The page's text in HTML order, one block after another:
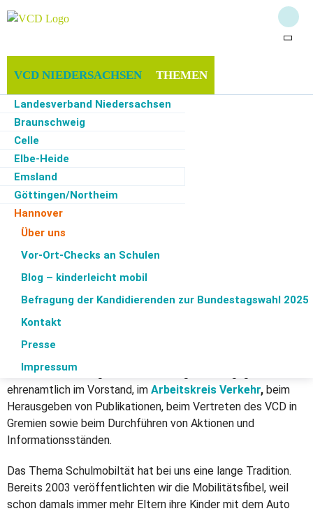
VCD NIEDERSACHSEN
Landesverband Niedersachsen
Braunschweig
Celle
Elbe-Heide
Emsland
Göttingen/Northeim
Hannover
Über uns
Vor-Ort-Checks an Schulen
Blog – kinderleicht mobil
Befragung der Kandidierenden zur Bundestagswahl 2025
Kontakt
Presse
Impressum
Hildesheim
Lüchow-Dannenberg
Osnabrück
Rotenburg
Salzgitter
Wolfenbüttel
THEMEN
Start·VCD Niedersachsen
DerBundesverbanddes VCD wurde 1986 gegründet, der
Landesverband Niedersachsen
Als einer der mitgliederstärksten Kreisverbände setzt sich
der VCD Region Hannover als gemeinnütziger Verein für eine
Mobilität in der Region ein. Viele Mitglieder engagieren sich
ehrenamtlich im Vorstand, im Arbeitskreis Verkehr, beim
Herausgeben von Publikationen, beim Vertreten des VCD in
Gremien sowie beim Durchführen von Aktionen und
Informationsständen.
Das Thema Schulmobiltät hat bei uns eine lange Tradition.
Bereits 2003 veröffentlichten wir die Mobilitätsfibel, weil
schon damals immer mehr Eltern ihre Kinder mit dem Auto